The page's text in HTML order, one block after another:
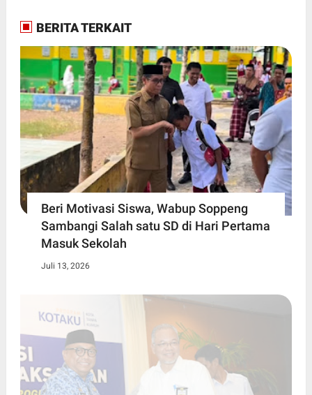
BERITA TERKAIT
Beri Motivasi Siswa, Wabup Soppeng
Sambangi Salah satu SD di Hari Pertama
Masuk Sekolah
Juli 13, 2026